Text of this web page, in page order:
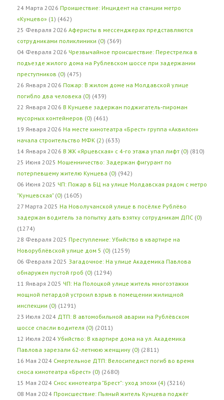
24 Марта 2026 Проишествие: Инцидент на станции метро
«Кунцево» (1 ) (462)
25 Февраля 2026 Аферисты в мессенджерах представляются
сотрудниками поликлиники (0) (369)
04 Февраля 2026 Чрезвычайное происшествие: Перестрелка в
подъезде жилого дома на Рублевском шоссе при задержании
преступников (0) (475)
26 Января 2026 Пожар: В жилом доме на Молдавской улице
погибло два человека (0) (439)
22 Января 2026 В Кунцеве задержан поджигатель-пироман
мусорных контейнеров (0) (461)
19 Января 2026 На месте кинотеатра «Брест» группа «Аквилон»
начала строительство МФК (2) (633)
14 Января 2026 В ЖК «Ярцевская» с 4-го этажа упал лифт (0) (810)
25 Июня 2025 Мошенничество: Задержан фигурант по
потерпевшему жителю Кунцева (0) (942)
06 Июня 2025 ЧП: Пожар в БЦ на улице Молдавская рядом с метро
"Кунцевская" (0) (1605)
27 Марта 2025 На Новолучанской улице в посёлке Рублёво
задержан водитель за попытку дать взятку сотрудникам ДПС (0)
(1274)
28 Февраля 2025 Преступление: Убийство в квартире на
Новорублёвской улице дом 5 (0) (1259)
06 Февраля 2025 Загадочное: На улице Академика Павлова
обнаружен пустой гроб (0) (1294)
11 Января 2025 ЧП: На Полоцкой улице житель многоэтажки
мощной петардой устроил взрыв в помещении жилищной
инспекции (0) (1291)
23 Июля 2024 ДТП: В автомобильной аварии на Рублёвском
шоссе спасли водителя (0) (2011)
12 Июля 2024 Убийство: В квартире дома на ул. Академика
Павлова зарезали 62-летнюю женщину (0) (2811)
16 Мая 2024 Смертельное ДТП: Велосипедист погиб во время
сноса кинотеатра «Брест» (0) (2680)
15 Мая 2024 Снос кинотеатра "Брест": уход эпохи (4) (3216)
08 Мая 2024 Происшествие: Пьяный житель Кунцева поджёг